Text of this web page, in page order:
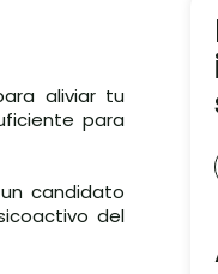
aliviar tu
para
candidato
del